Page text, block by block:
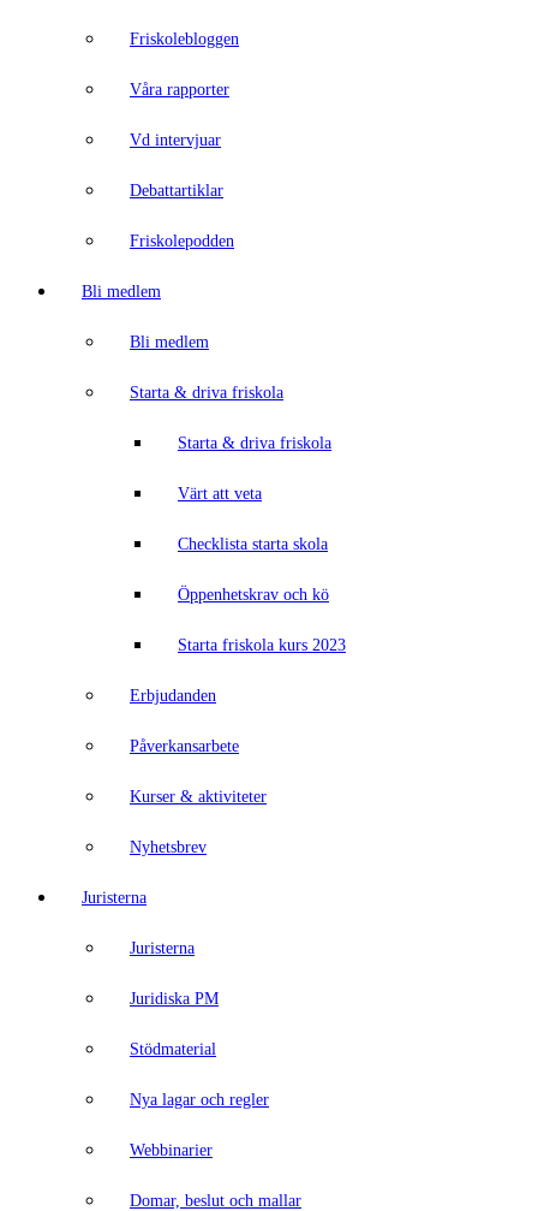
Friskolebloggen
Våra rapporter
Vd intervjuar
Debattartiklar
Friskolepodden
Bli medlem
Bli medlem
Starta & driva friskola
Starta & driva friskola
Värt att veta
Checklista starta skola
Öppenhetskrav och kö
Starta friskola kurs 2023
Erbjudanden
Påverkansarbete
Kurser & aktiviteter
Nyhetsbrev
Juristerna
Juristerna
Juridiska PM
Stödmaterial
Nya lagar och regler
Webbinarier
Domar, beslut och mallar